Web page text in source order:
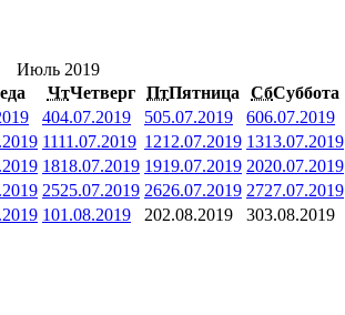
Июль 2019
ЧтЧетверг ПтПятница СбСуббота
404.07.2019 505.07.2019 606.07.2019
1111.07.2019 1212.07.2019 1313.07.2019
1818.07.2019 1919.07.2019 2020.07.2019
2525.07.2019 2626.07.2019 2727.07.2019
101.08.2019 202.08.2019 303.08.2019